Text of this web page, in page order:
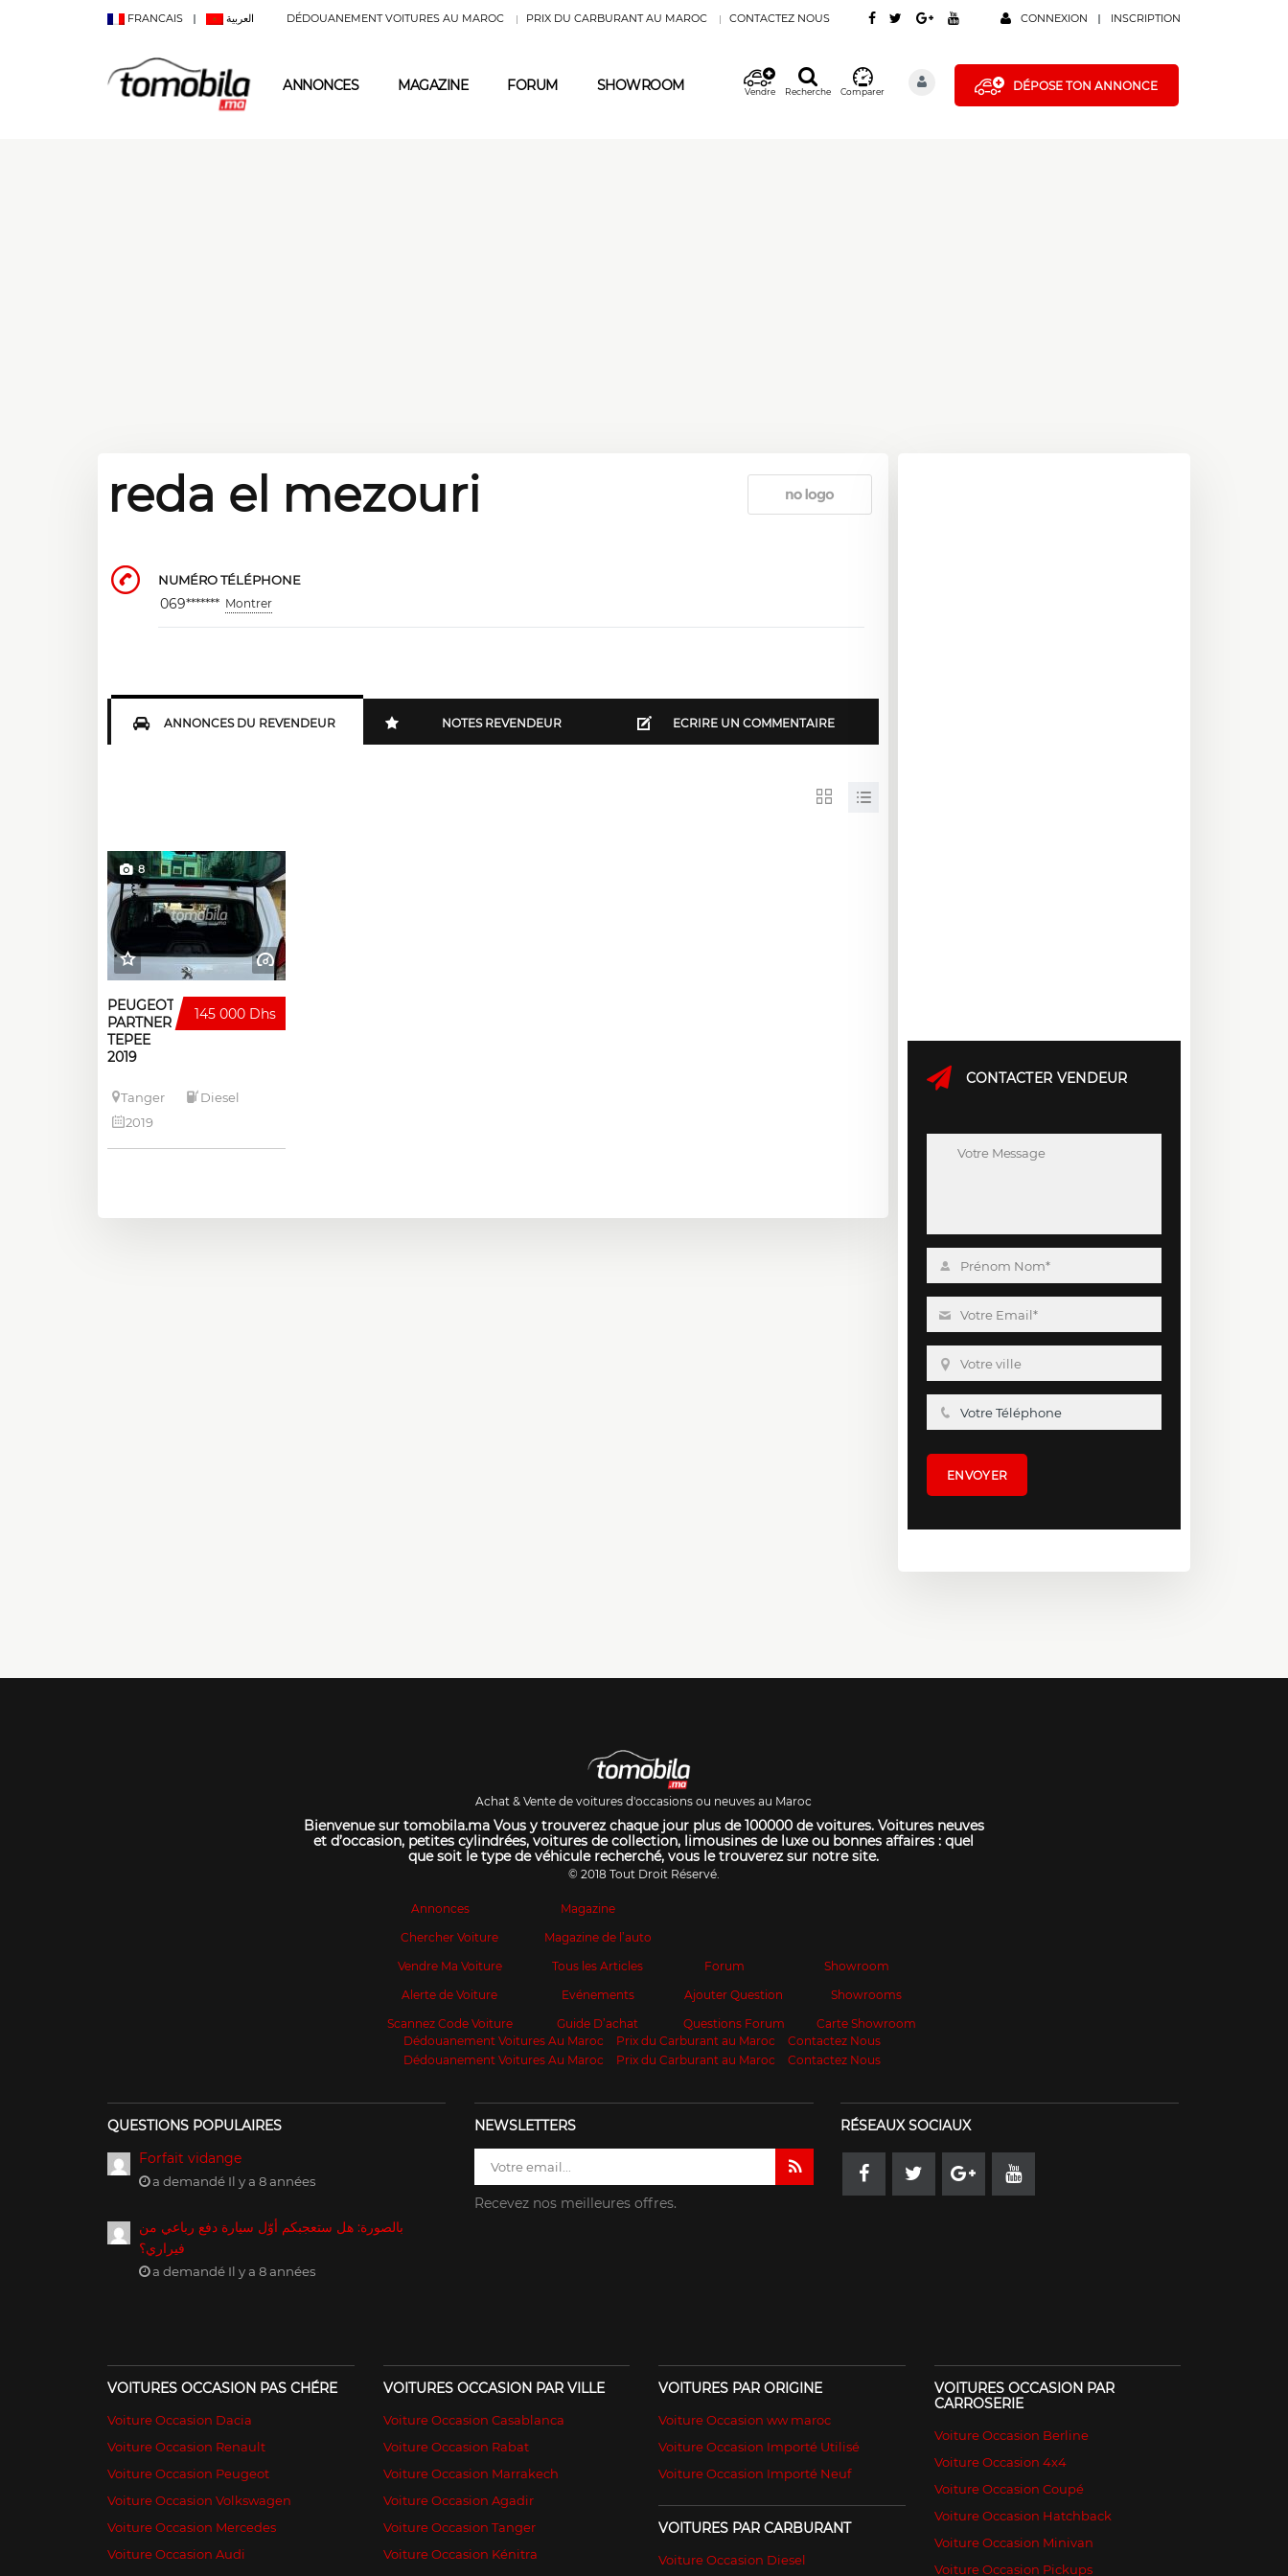
FRANCAIS العربية CONNEXION INSCRIPTION
DÉDOUANEMENT VOITURES AU MAROC PRIX DU CARBURANT AU MAROC CONTACTEZ NOUS
DÉPOSE TON ANNONCE
Comparer
Recherche
Vendre
ANNONCES MAGAZINE FORUM SHOWROOM
reda el mezouri
NUMÉRO TÉLÉPHONE
069******* Montrer
ANNONCES DU REVENDEUR NOTES REVENDEUR ECRIRE UN COMMENTAIRE
8
145 000 Dhs
PEUGEOT
PARTNER
TEPEE
2019
Tanger
Diesel
2019
CONTACTER VENDEUR
Achat & Vente de voitures d'occasions ou neuves au Maroc
Bienvenue sur tomobila.ma Vous y trouverez chaque jour plus de 100000 de voitures. Voitures neuves
et d’occasion, petites cylindrées, voitures de collection, limousines de luxe ou bonnes affaires : quel
que soit le type de véhicule recherché, vous le trouverez sur notre site.
© 2018 Tout Droit Réservé.
Annonces
Chercher Voiture
Vendre Ma Voiture
Alerte de Voiture
Scannez Code Voiture
Magazine
Magazine de l’auto
Tous les Articles
Evénements
Guide D’achat
Forum
Ajouter Question
Questions Forum
Showroom
Showrooms
Carte Showroom
Dédouanement Voitures Au Maroc
Prix du Carburant au Maroc
Contactez Nous
Dédouanement Voitures Au Maroc
Prix du Carburant au Maroc Contactez Nous
QUESTIONS POPULAIRES
Forfait vidange
a demandé Il y a 8 années
بالصورة: هل ستعجبكم أوّل سيارة دفع رباعي من
فيراري؟
a demandé Il y a 8 années
NEWSLETTERS
Recevez nos meilleures offres.
RÉSEAUX SOCIAUX
VOITURES OCCASION PAS CHÉRE
Voiture Occasion Dacia
Voiture Occasion Renault
Voiture Occasion Peugeot
Voiture Occasion Volkswagen
Voiture Occasion Mercedes
Voiture Occasion Audi
VOITURES OCCASION PAR VILLE
Voiture Occasion Casablanca
Voiture Occasion Rabat
Voiture Occasion Marrakech
Voiture Occasion Agadir
Voiture Occasion Tanger
Voiture Occasion Kénitra
VOITURES PAR ORIGINE
Voiture Occasion ww maroc
Voiture Occasion Importé Utilisé
Voiture Occasion Importé Neuf
VOITURES PAR CARBURANT
Voiture Occasion Diesel
VOITURES OCCASION PAR
CARROSERIE
Voiture Occasion Berline
Voiture Occasion 4x4
Voiture Occasion Coupé
Voiture Occasion Hatchback
Voiture Occasion Minivan
Voiture Occasion Pickups